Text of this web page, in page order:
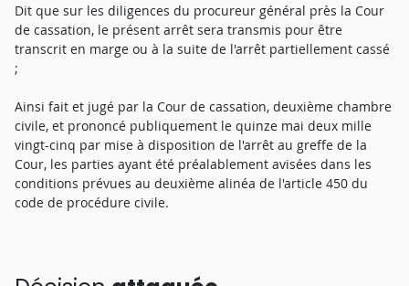
Dit que sur les diligences du procureur général près la Cour
de cassation, le présent arrêt sera transmis pour être
transcrit en marge ou à la suite de l'arrêt partiellement cassé
;
Ainsi fait et jugé par la Cour de cassation, deuxième chambre
civile, et prononcé publiquement le quinze mai deux mille
vingt-cinq par mise à disposition de l'arrêt au greffe de la
Cour, les parties ayant été préalablement avisées dans les
conditions prévues au deuxième alinéa de l'article 450 du
code de procédure civile.